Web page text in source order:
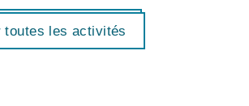
toutes les activités